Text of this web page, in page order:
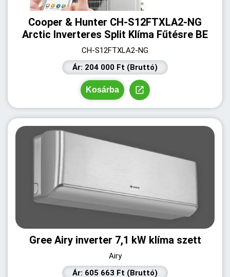
Cooper & Hunter CH-S12FTXLA2-NG
Arctic Inverteres Split Klíma Fűtésre BE
CH-S12FTXLA2-NG
Ár: 204 000 Ft (Bruttó)
Kosárba
Gree Airy inverter 7,1 kW klíma szett
Airy
Ár: 605 663 Ft (Bruttó)